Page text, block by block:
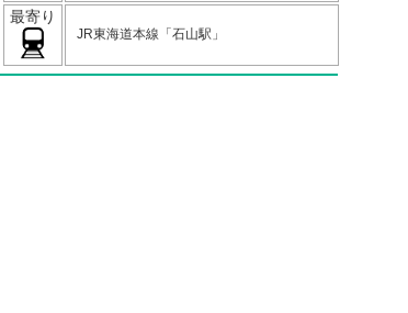
最寄り
JR東海道本線「石山駅」